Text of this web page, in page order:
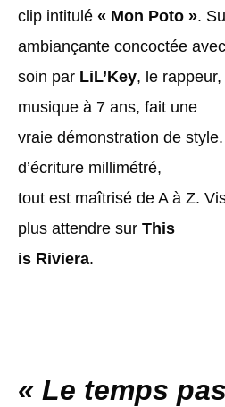
clip intitulé « Mon Poto ».
ambiançante concoctée avec
soin par LiL’Key, le
musique à 7 ans, fait une
vraie démonstration de
d’écriture millimétré,
tout est maîtrisé de A à Z.
plus attendre sur This
is Riviera.
« Le temps